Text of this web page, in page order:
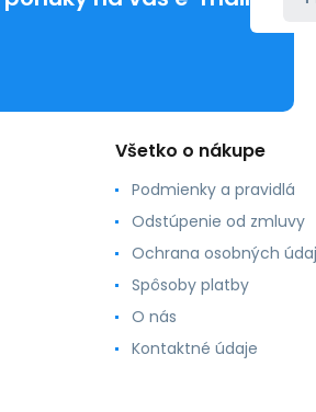
Všetko o nákupe
Podmienky a pravidlá
Odstúpenie od zmluvy
Ochrana osobných
Spôsoby platby
O nás
Kontaktné údaje